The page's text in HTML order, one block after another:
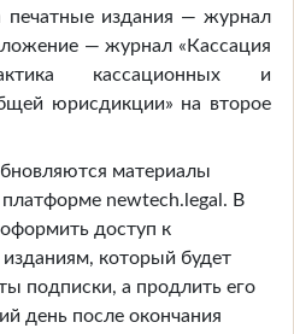
печатные издания — журнал
— журнал «Кассация
кассационных и
юрисдикции» на второе
материалы
платформе newtech.legal . В
доступ к
который будет
подписки, а продлить его
день после окончания